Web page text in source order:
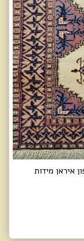
איראן מידות